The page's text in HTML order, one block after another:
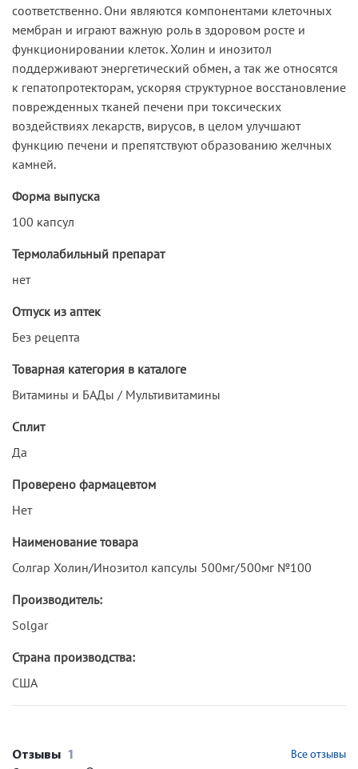
соответственно. Они являются компонентами клеточных
мембран и играют важную роль в здоровом росте и
функционировании клеток. Холин и инозитол
поддерживают энергетический обмен, а так же относятся
к гепатопротекторам, ускоряя структурное восстановление
поврежденных тканей печени при токсических
воздействиях лекарств, вирусов, в целом улучшают
функцию печени и препятствуют образованию желчных
камней.
Форма выпуска
100 капсул
Термолабильный препарат
нет
Отпуск из аптек
Без рецепта
Товарная категория в каталоге
Витамины и БАДы / Мультивитамины
Сплит
Да
Проверено фармацевтом
Нет
Наименование товара
Солгар Холин/Инозитол капсулы 500мг/500мг №100
Производитель:
Solgar
Страна производства:
США
Отзывы 1
Все отзывы